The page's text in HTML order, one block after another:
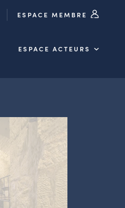
ESPACE MEMBRE
ESPACE ACTEURS